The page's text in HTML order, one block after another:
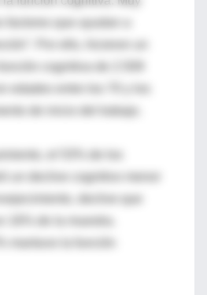
cognitiva de 2.509
el 53% de los
un declive cognitivo menor
16% de la muestra.